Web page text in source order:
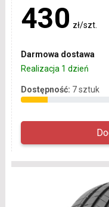
430 zł/szt.
Darmowa dostawa
Realizacja 1 dzień
Dostępność: 7 sztuk